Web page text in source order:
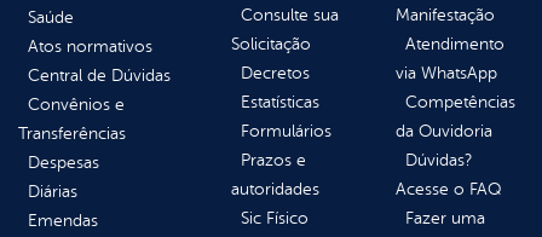
Saúde
Atos normativos
Central de Dúvidas
Convênios e
Transferências
Despesas
Diárias
Emendas
Consulte sua
Solicitação
Decretos
Estatísticas
Formulários
Prazos e
autoridades
Sic Físico
Manifestação
Atendimento
via WhatsApp
Competências
da Ouvidoria
Dúvidas?
Acesse o FAQ
Fazer uma